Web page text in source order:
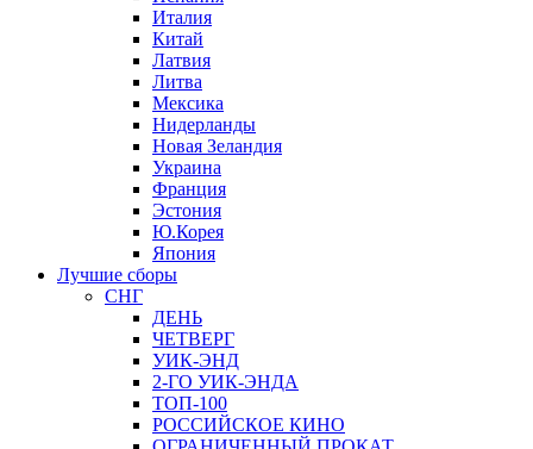
Италия
Китай
Латвия
Литва
Мексика
Нидерланды
Новая Зеландия
Украина
Франция
Эстония
Ю.Корея
Япония
Лучшие сборы
СНГ
ДЕНЬ
ЧЕТВЕРГ
УИК-ЭНД
2-ГО УИК-ЭНДА
ТОП-100
РОССИЙСКОЕ КИНО